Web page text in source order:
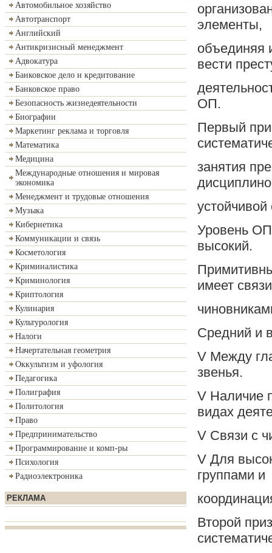
Автомобильное хозяйство
Автотранспорт
Английский
Антикризисный менеджмент
Адвокатура
Банковское дело и кредитование
Банковское право
Безопасность жизнедеятельности
Биографии
Маркетинг реклама и торговля
Математика
Медицина
Международные отношения и мировая
экономика
Менеджмент и трудовые отношения
Музыка
Кибернетика
Коммуникации и связь
Косметология
Криминалистика
Криминология
Криптология
Кулинария
Культурология
Налоги
Начертательная геометрия
Оккультизм и уфология
Педагогика
Полиграфия
Политология
Право
Предпринимательство
Программирование и комп-ры
Психология
Радиоэлектроника
РЕКЛАМА
элементы,
объединяя
вести
ОП.
Первый
занятия
Уровень
высокий.
имеет
Средний и
V Между
звенья.
V Наличие
видах
V Связи с
V Для
группами и
Второй